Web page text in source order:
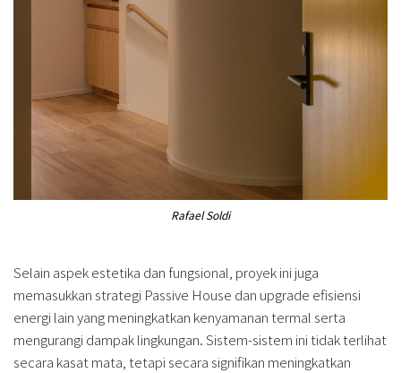
Rafael Soldi
Selain aspek estetika dan fungsional, proyek ini juga
memasukkan strategi Passive House dan upgrade efisiensi
energi lain yang meningkatkan kenyamanan termal serta
mengurangi dampak lingkungan. Sistem-sistem ini tidak terlihat
secara kasat mata, tetapi secara signifikan meningkatkan